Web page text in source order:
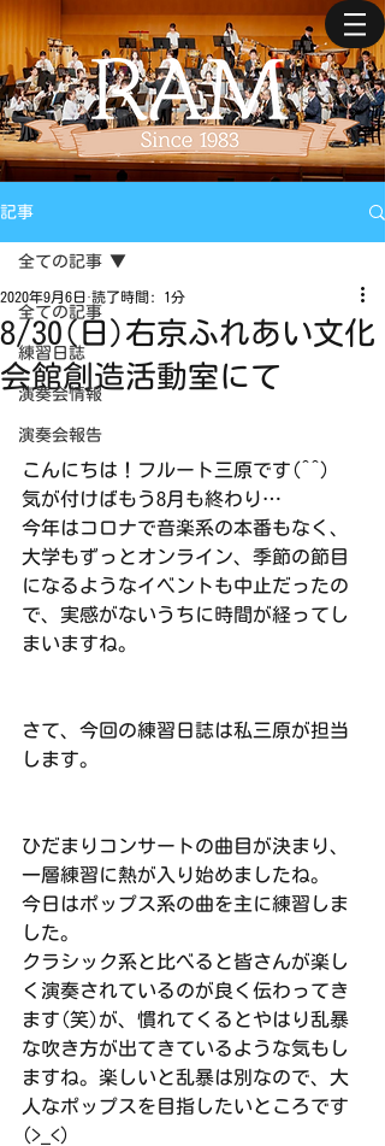
記事
全ての記事
練習日誌
演奏会情報
演奏会報告
全ての記事
8/30(日)右京ふれあい文化
会館創造活動室にて
2020年9月6日 読了時間: 1分
こんにちは！フルート三原です(^^)
気が付けばもう8月も終わり…
今年はコロナで音楽系の本番もなく、
大学もずっとオンライン、季節の節目
になるようなイベントも中止だったの
で、実感がないうちに時間が経ってし
まいますね。
さて、今回の練習日誌は私三原が担当
します。
ひだまりコンサートの曲目が決まり、
一層練習に熱が入り始めましたね。
今日はポップス系の曲を主に練習しま
した。
クラシック系と比べると皆さんが楽し
く演奏されているのが良く伝わってき
ます(笑)が、慣れてくるとやはり乱暴
な吹き方が出てきているような気もし
ますね。楽しいと乱暴は別なので、大
人なポップスを目指したいところです
(>_<)